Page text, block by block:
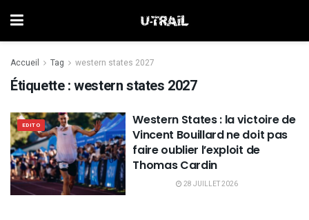
Accueil Tag western states 2027
Étiquette :western states 2027
EDITO
Western States : la victoire de
Vincent Bouillard ne doit pas
faire oublier l’exploit de
Thomas Cardin
28 JUILLET 2026